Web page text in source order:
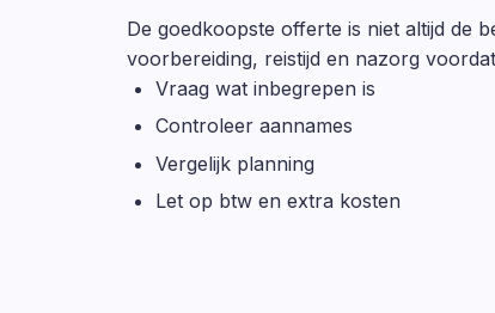
De goedkoopste offerte is niet altijd de
voorbereiding, reistijd en nazorg
Vraag wat inbegrepen is
Controleer aannames
Vergelijk planning
Let op btw en extra kosten